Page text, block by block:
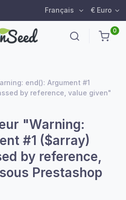
Français € Euro
0
end(): Argument #1
by reference, value given"
"Warning:
#1 ($array)
by reference,
Prestashop